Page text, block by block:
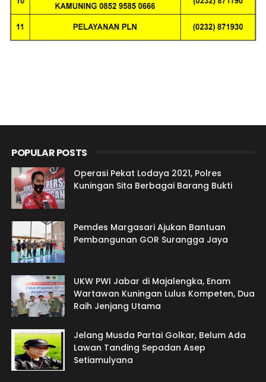
POPULAR POSTS
Operasi Pekat Lodaya 2021, Polres
Kuningan Sita Berbagai Barang Bukti
Pemdes Margasari Ajukan Bantuan
Pembangunan GOR Surangga Jaya
UKW PWI Jabar di Majalengka, Enam
Wartawan Kuningan Lulus Kompeten, Dua
Raih Jenjang Utama
Jelang Musda Partai Golkar, Belum Ada
Lawan Tanding Sepadan Asep
Setiamulyana